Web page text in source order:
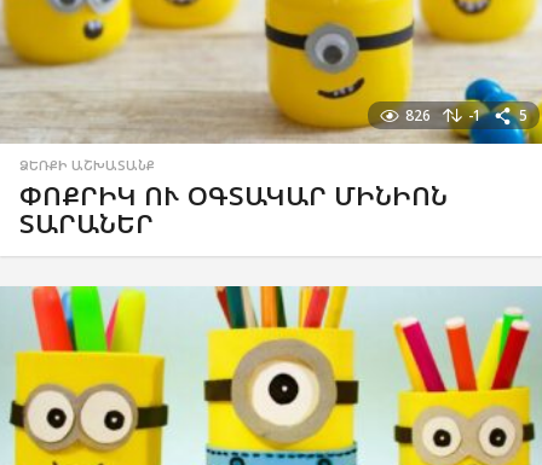
826 -1 5
ՁԵՌՔԻ ԱՇԽԱՏԱՆՔ
ՓՈՔՐԻԿ ՈՒ ՕԳՏԱԿԱՐ ՄԻՆԻՈՆ
ՏԱՐԱՆԵՐ